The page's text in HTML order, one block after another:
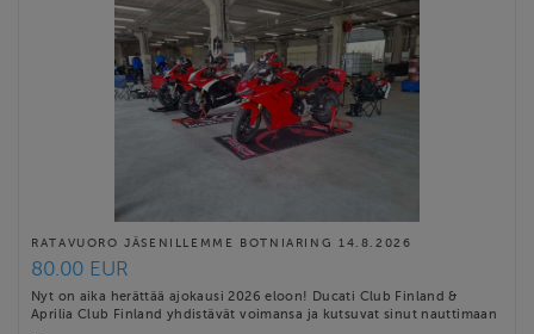
RATAVUORO JÄSENILLEMME BOTNIARING 14.8.2026
80.00 EUR
Nyt on aika herättää ajokausi 2026 eloon! Ducati Club Finland &
Aprilia Club Finland yhdistävät voimansa ja kutsuvat sinut nauttimaan